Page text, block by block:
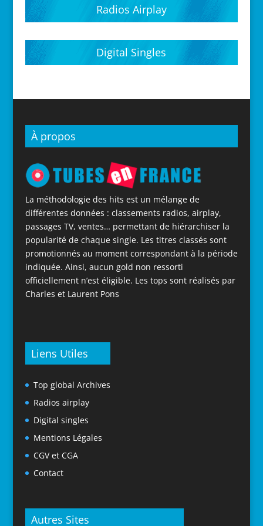
Radios Airplay
Digital Singles
À propos
La méthodologie des hits est un mélange de
différentes données : classements radios, airplay,
passages TV, ventes… permettant de hiérarchiser la
popularité de chaque single. Les titres classés sont
promotionnés au moment correspondant à la période
indiquée. Ainsi, aucun gold non ressorti
officiellement n’est éligible. Les tops sont réalisés par
Charles et Laurent Pons
Liens Utiles
Top global Archives
Radios airplay
Digital singles
Mentions Légales
CGV et CGA
Contact
Autres Sites